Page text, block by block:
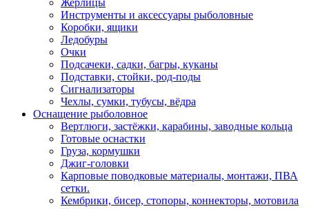
Жерлицы
Инструменты и аксессуары рыболовные
Коробки, ящики
Ледобуры
Очки
Подсачеки, садки, багры, куканы
Подставки, стойки, род-поды
Сигнализаторы
Чехлы, сумки, тубусы, вёдра
Оснащение рыболовное
Вертлюги, застёжки, карабины, заводные кольца
Готовые оснастки
Груза, кормушки
Джиг-головки
Карповые поводковые материалы, монтажи, ПВА
сетки.
Кембрики, бисер, стопоры, коннекторы, мотовила